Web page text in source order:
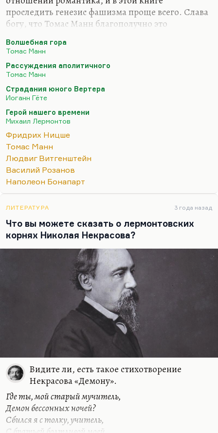
проследить генезис фашизма проще всего. Слава
богу, что Томас Манн благополучно это
фашизма наиболее наглядно показана в
там очень многие романтические взгляды.
многие корни фашизма и последствия
цивилизации, безусловно, романтическое по
своей природе. То колено, тот сустав, где
романтизм соединяется с фашизмом, проще всего
обнаружить у Ницше, потому что… Я прекрасно…
Волшебная гора
Томас Манн
Рассуждения аполитичного
Томас Манн
Страдания юного Вертера
Иоганн Гёте
Герой нашего времени
Михаил Лермонтов
Фридрих Ницше
Томас Манн
Людвиг Витгенштейн
Василий Розанов
Наполеон Бонапарт
ЛИТЕРАТУРА 3 года назад
Что вы можете сказать о лермонтовских
корнях Николая Некрасова?
Видите ли, есть такое стихотворение
Некрасова «Демону».
Где ты, мой старый мучитель,
Демон бессонных ночей?
Сбился я с толку, учитель,